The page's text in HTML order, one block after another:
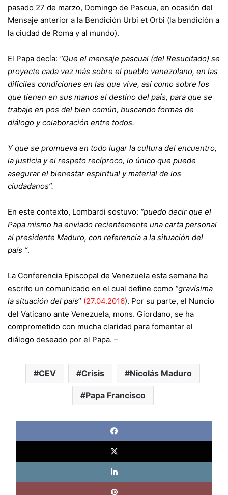
pasado 27 de marzo, Domingo de Pascua, en ocasión del
Mensaje anterior a la Bendición Urbi et Orbi (la bendición a
la ciudad de Roma y al mundo).
El Papa decía: “Que el mensaje pascual (del Resucitado) se
proyecte cada vez más sobre el pueblo venezolano, en las
difíciles condiciones en las que vive, así como sobre los
que tienen en sus manos el destino del país, para que se
trabaje en pos del bien común, buscando formas de
diálogo y colaboración entre todos.
Y que se promueva en todo lugar la cultura del encuentro,
la justicia y el respeto recíproco, lo único que puede
asegurar el bienestar espiritual y material de los
ciudadanos”.
En este contexto, Lombardi sostuvo: “puedo decir que el
Papa mismo ha enviado recientemente una carta personal
al presidente Maduro, con referencia a la situación del
país “.
La Conferencia Episcopal de Venezuela esta semana ha
escrito un comunicado en el cual define como “gravísima
la situación del país” (27.04.2016). Por su parte, el Nuncio
del Vaticano ante Venezuela, mons. Giordano, se ha
comprometido con mucha claridad para fomentar el
diálogo deseado por el Papa. –
CEV Crisis Nicolás Maduro
Papa Francisco
X